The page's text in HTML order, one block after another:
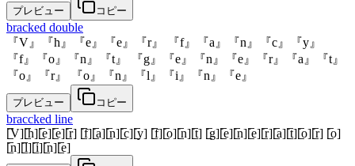
プレビュー コピー
bracked double
『V』『h』『e』『e』『r』 『f』『a』『n』『c』『y』
『f』『o』『n』『t』 『g』『e』『n』『e』『r』『a』『t』
『o』『r』 『o』『n』『l』『i』『n』『e』
プレビュー コピー
braccked line
[̲̅V][̲̅h][̲̅e][̲̅e][̲̅r] [̲̅f][̲̅a][̲̅n][̲̅c][̲̅y] [̲̅f][̲̅o][̲̅n][̲̅t] [̲̅g][̲̅e][̲̅n][̲̅e][̲̅r][̲̅a][̲̅t][̲̅o][̲̅r] [̲̅o]
[̲̅n][̲̅l][̲̅i][̲̅n][̲̅e]